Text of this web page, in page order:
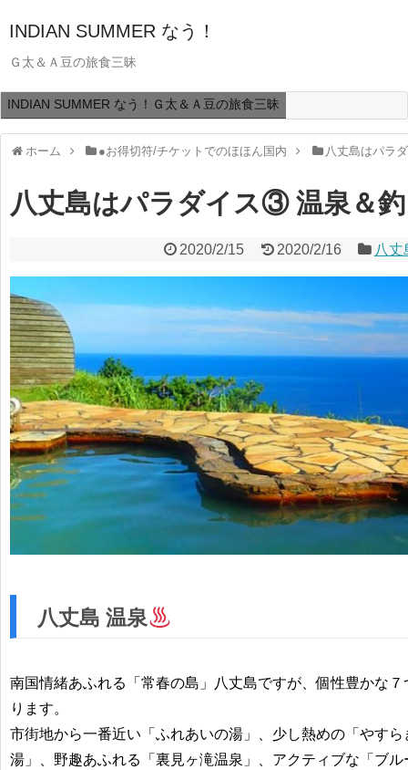
INDIAN SUMMER なう！
Ｇ太＆Ａ豆の旅食三昧
INDIAN SUMMER なう！Ｇ太＆Ａ豆の旅食三昧
ホーム ●お得切符/チケットでのほほん国内 八丈島はパラ
八丈島はパラダイス③ 温泉＆
2020/2/15 2020/2/16 八丈
八丈島 温泉
南国情緒あふれる「常春の島」八丈島ですが、個性豊かな
ります。
市街地から一番近い「ふれあいの湯」、少し熱めの「やす
湯」、野趣あふれる「裏見ヶ滝温泉」、アクティブな「ブ